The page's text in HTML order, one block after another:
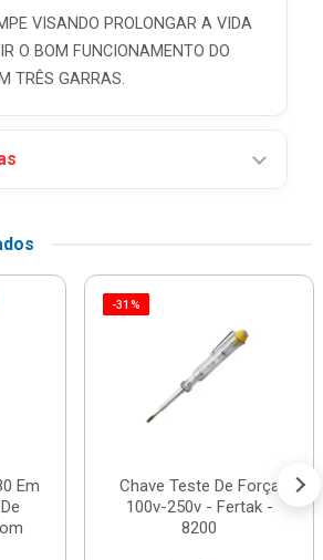
VISANDO PROLONGAR A VIDA
O BOM FUNCIONAMENTO DO
TRÊS GARRAS.
Em
-31%
Chave Teste De Força
100v-250v - Fertak -
8200